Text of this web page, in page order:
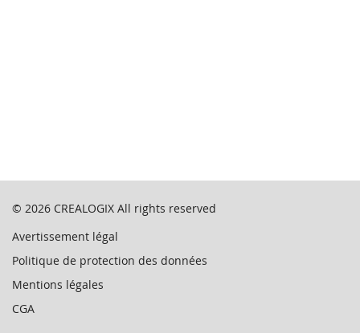
© 2026 CREALOGIX All rights reserved
Avertissement légal
Politique de protection des données
Mentions légales
CGA